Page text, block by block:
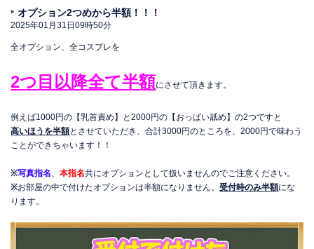
オプション2つめから半額！！！
2025年01月31日09時50分
全オプション、全コスプレを
2つ目以降全て半額にさせて頂きます。
例えば1000円の【乳首責め】と2000円の【おっぱい舐め】の2つですと
高いほうを半額とさせていただき、合計3000円のところを、2000円で味わう
ことができちゃいます！！
※写真指名、本指名共にオプションとして扱いませんのでご注意ください。
※お部屋の中で付けたオプションは半額になりません。受付時のみ半額にな
ります。